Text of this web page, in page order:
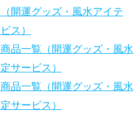
開運グッズ・風水アイテ
ス）
品一覧（開運グッズ・風水
サービス）
品一覧（開運グッズ・風水
サービス）